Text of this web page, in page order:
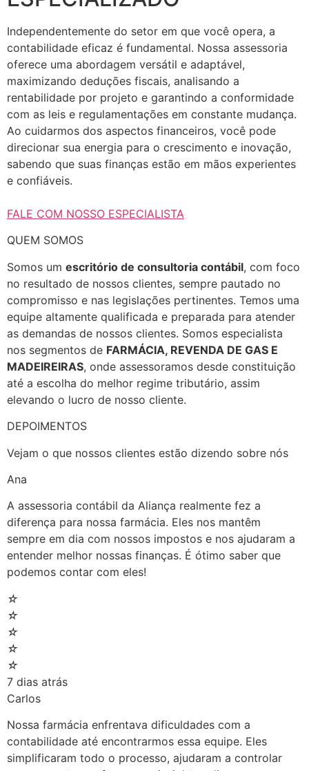
Independentemente do setor em que você opera, a
contabilidade eficaz é fundamental. Nossa assessoria
oferece uma abordagem versátil e adaptável,
maximizando deduções fiscais, analisando a
rentabilidade por projeto e garantindo a conformidade
com as leis e regulamentações em constante mudança.
Ao cuidarmos dos aspectos financeiros, você pode
direcionar sua energia para o crescimento e inovação,
sabendo que suas finanças estão em mãos experientes
e confiáveis.
FALE COM NOSSO ESPECIALISTA
QUEM SOMOS
Somos um escritório de consultoria contábil, com foco
no resultado de nossos clientes, sempre pautado no
compromisso e nas legislações pertinentes. Temos uma
equipe altamente qualificada e preparada para atender
as demandas de nossos clientes. Somos especialista
nos segmentos de FARMÁCIA, REVENDA DE GAS E
MADEIREIRAS, onde assessoramos desde constituição
até a escolha do melhor regime tributário, assim
elevando o lucro de nosso cliente.
DEPOIMENTOS
Vejam o que nossos clientes estão dizendo sobre nós
Ana
A assessoria contábil da Aliança realmente fez a
diferença para nossa farmácia. Eles nos mantêm
sempre em dia com nossos impostos e nos ajudaram a
entender melhor nossas finanças. É ótimo saber que
podemos contar com eles!
☆
☆
☆
☆
☆
7 dias atrás
Carlos
Nossa farmácia enfrentava dificuldades com a
contabilidade até encontrarmos essa equipe. Eles
simplificaram todo o processo, ajudaram a controlar